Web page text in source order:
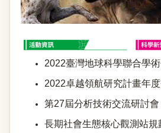
2022臺灣地球科學聯合學
2022卓越領航研究計畫年
第27屆分析技術交流研討
長期社會生態核心觀測站